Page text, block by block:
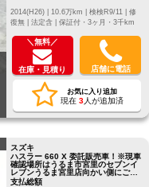
修
復無 | 法定含 | 保証付・3ヶ月・3千km
＼無料／
在庫・見積り 店舗に電話
お気に入り追加
現在 3人が追加済
スズキ
ハスラー 660 X 委託販売車！※現車
確認場所はうるま市宮里のセブンイ
レブンうるま宮里店向かい側にござ
います。
支払総額